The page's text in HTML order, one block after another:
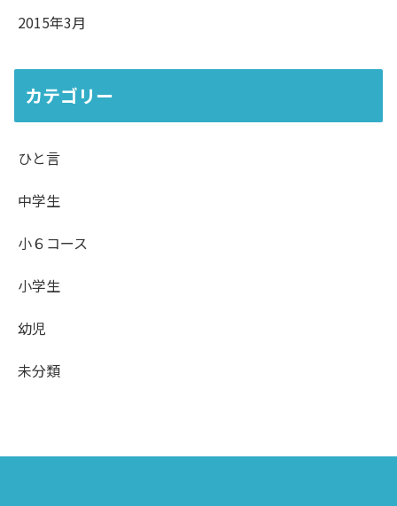
2015年3月
カテゴリー
ひと言
中学生
小６コース
小学生
幼児
未分類